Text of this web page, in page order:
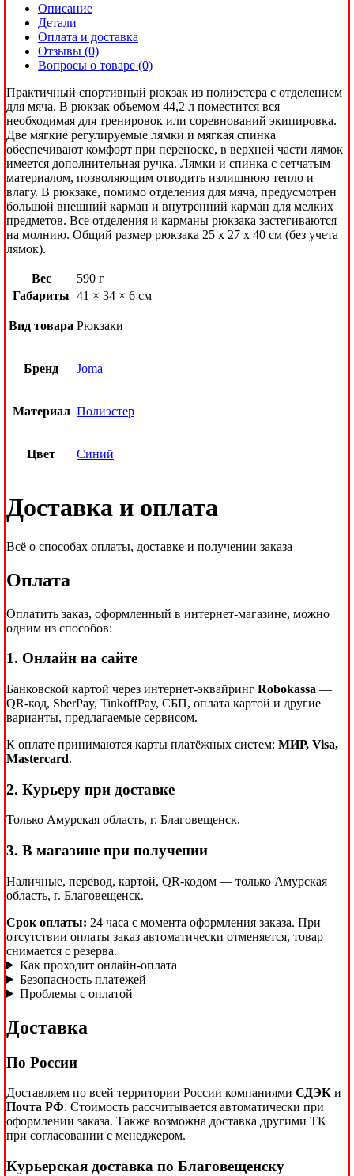
Описание
Детали
Оплата и доставка
Отзывы (0)
Вопросы о товаре (0)
Практичный спортивный рюкзак из полиэстера с отделением
для мяча. В рюкзак объемом 44,2 л поместится вся
необходимая для тренировок или соревнований экипировка.
Две мягкие регулируемые лямки и мягкая спинка
обеспечивают комфорт при переноске, в верхней части лямок
имеется дополнительная ручка. Лямки и спинка с сетчатым
материалом, позволяющим отводить излишнюю тепло и
влагу. В рюкзаке, помимо отделения для мяча, предусмотрен
большой внешний карман и внутренний карман для мелких
предметов. Все отделения и карманы рюкзака застегиваются
на молнию. Общий размер рюкзака 25 х 27 х 40 см (без учета
лямок).
Вес
590 г
Габариты 41 × 34 × 6 см
Вид товара Рюкзаки
Бренд Joma
Материал Полиэстер
Цвет Синий
Доставка и оплата
Всё о способах оплаты, доставке и получении заказа
Оплата
Оплатить заказ, оформленный в интернет-магазине, можно
одним из способов:
1. Онлайн на сайте
Банковской картой через интернет-эквайринг Robokassa —
QR-код, SberPay, TinkoffPay, СБП, оплата картой и другие
варианты, предлагаемые сервисом.
К оплате принимаются карты платёжных систем: МИР, Visa,
Mastercard.
2. Курьеру при доставке
Только Амурская область, г. Благовещенск.
3. В магазине при получении
Наличные, перевод, картой, QR-кодом — только Амурская
область, г. Благовещенск.
Срок оплаты: 24 часа с момента оформления заказа. При
отсутствии оплаты заказ автоматически отменяется, товар
снимается с резерва.
Как проходит онлайн-оплата
Безопасность платежей
Проблемы с оплатой
Доставка
По России
Доставляем по всей территории России компаниями СДЭК и
Почта РФ. Стоимость рассчитывается автоматически при
оформлении заказа. Также возможна доставка другими ТК
при согласовании с менеджером.
Курьерская доставка по Благовещенску